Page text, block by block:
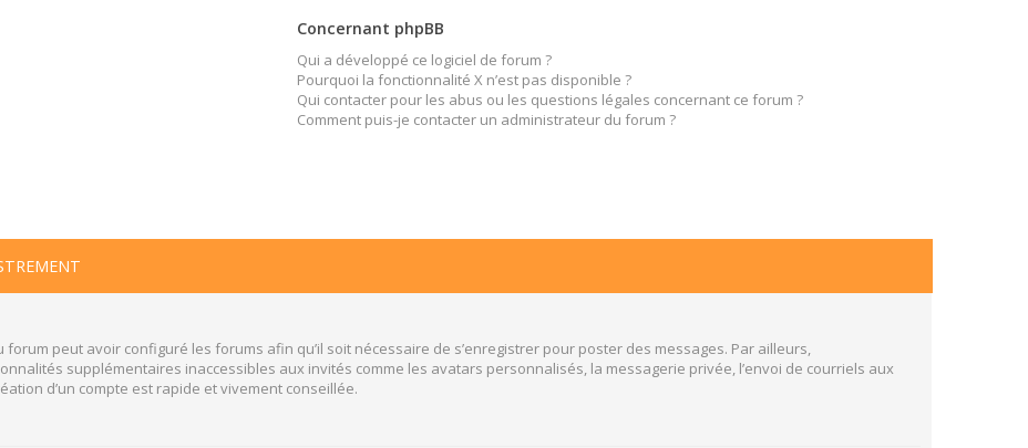
Concernant phpBB
Qui a développé ce logiciel de forum ?
Pourquoi la fonctionnalité X n’est pas disponible ?
Qui contacter pour les abus ou les questions légales concernant ce forum ?
Comment puis-je contacter un administrateur du forum ?
peut avoir configuré les forums afin qu’il soit nécessaire de s’enregistrer pour poster des messages. Par ailleurs,
supplémentaires inaccessibles aux invités comme les avatars personnalisés, la messagerie privée, l’envoi de courriels aux
d’un compte est rapide et vivement conseillée.